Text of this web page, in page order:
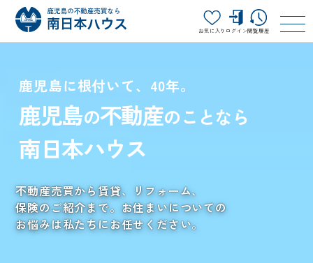
お気に入り ログイン閲覧履歴
鹿児島に根付いて、40年。
鹿児島の不動産のことなら
南日本ハウス
不動産売買から賃貸、リフォーム、
保険のご紹介まで。 お住まいについての
お悩みは私たちにお任せください。